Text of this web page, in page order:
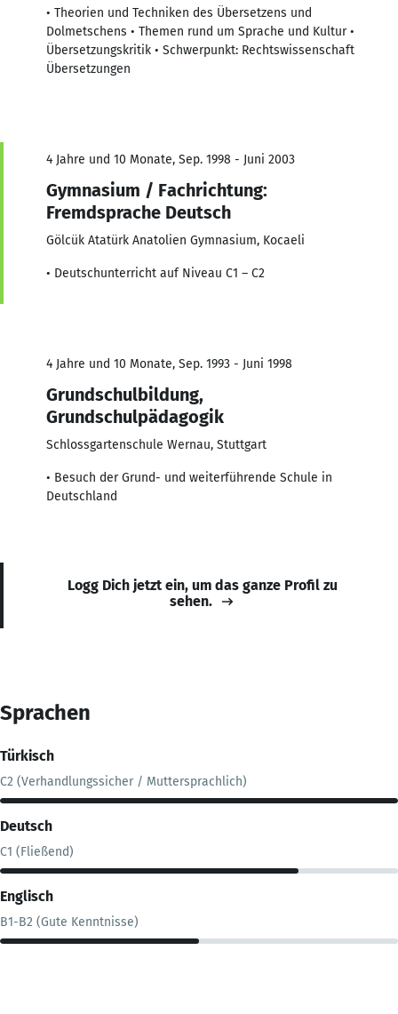
• Theorien und Techniken des Übersetzens und
Dolmetschens • Themen rund um Sprache und Kultur •
Übersetzungskritik • Schwerpunkt: Rechtswissenschaft
Übersetzungen
4 Jahre und 10 Monate, Sep. 1998 - Juni 2003
Gymnasium / Fachrichtung:
Fremdsprache Deutsch
Gölcük Atatürk Anatolien Gymnasium, Kocaeli
• Deutschunterricht auf Niveau C1 – C2
4 Jahre und 10 Monate, Sep. 1993 - Juni 1998
Grundschulbildung,
Grundschulpädagogik
Schlossgartenschule Wernau, Stuttgart
• Besuch der Grund- und weiterführende Schule in
Deutschland
Logg Dich jetzt ein, um das ganze Profil zu
sehen.
Sprachen
Türkisch
C2 (Verhandlungssicher / Muttersprachlich)
Deutsch
C1 (Fließend)
Englisch
B1-B2 (Gute Kenntnisse)